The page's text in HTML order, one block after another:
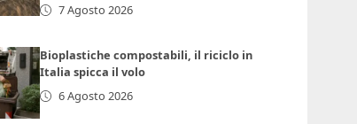
7 Agosto 2026
Bioplastiche compostabili, il riciclo in
Italia spicca il volo
6 Agosto 2026